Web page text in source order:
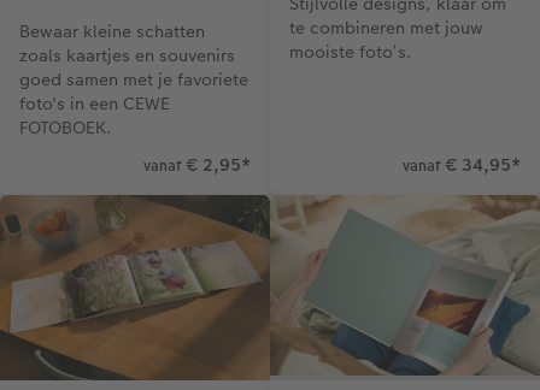
Bewaar kleine schatten
zoals kaartjes en souvenirs
goed samen met je favoriete
foto's in een CEWE
FOTOBOEK.
vanaf € 2,95*
te combineren met jouw
mooiste foto’s.
vanaf € 34,95*